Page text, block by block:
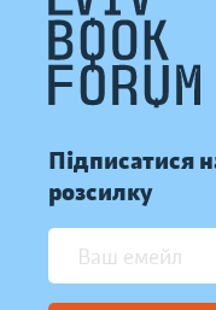
Підписатися
розсилку